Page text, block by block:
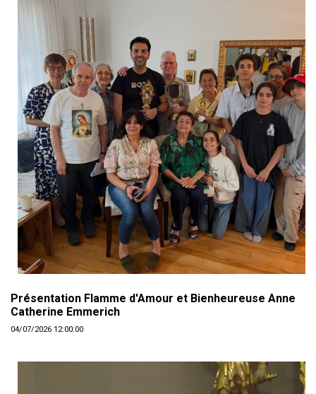
Présentation Flamme d'Amour et Bienheureuse Anne
Catherine Emmerich
04/07/2026 12:00:00